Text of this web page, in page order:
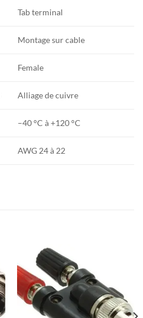
Tab terminal
Montage sur cable
Female
Alliage de cuivre
–40 °C à +120 °C
AWG 24 à 22